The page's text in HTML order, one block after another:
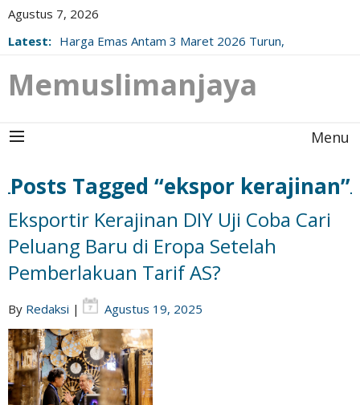
Agustus 7, 2026
Latest: Harga Emas Antam 3 Maret 2026 Turun,
Memuslimanjaya
Menu
Posts Tagged “ekspor kerajinan”
Eksportir Kerajinan DIY Uji Coba Cari
Peluang Baru di Eropa Setelah
Pemberlakuan Tarif AS?
By Redaksi | Agustus 19, 2025